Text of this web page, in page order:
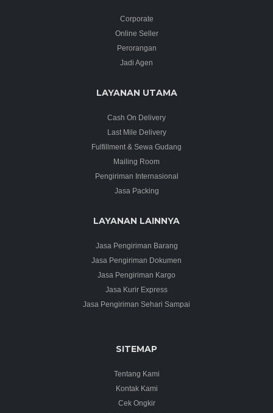
Corporate
Online Seller
Perorangan
Jadi Agen
LAYANAN UTAMA
Cash On Delivery
Last Mile Delivery
Fulfillment & Sewa Gudang
Mailing Room
Pengiriman Internasional
Jasa Packing
LAYANAN LAINNYA
Jasa Pengiriman Barang
Jasa Pengiriman Dokumen
Jasa Pengiriman Kargo
Jasa Kurir Express
Jasa Pengiriman Sehari Sampai
SITEMAP
Tentang Kami
Kontak Kami
Cek Ongkir